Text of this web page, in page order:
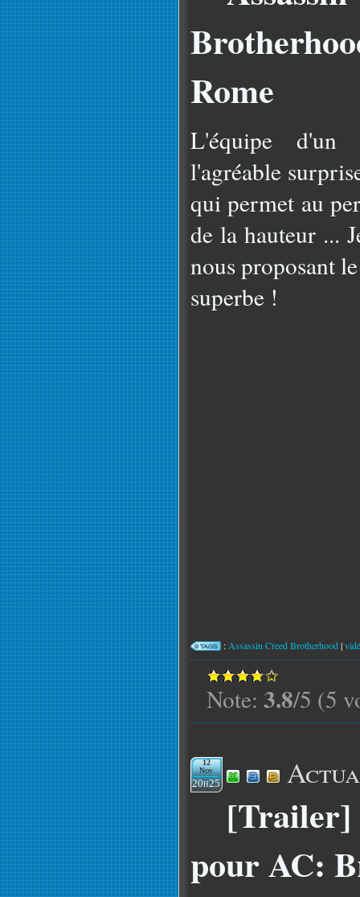
Rome
L'équipe
l'agréable
qui permet au
de la hauteur ...
nous proposant
superbe !
: Assassin Creed Brotherhood|
Note: 3.8/5 (5
12
Nov
20h25
[Trailer]
pour AC: